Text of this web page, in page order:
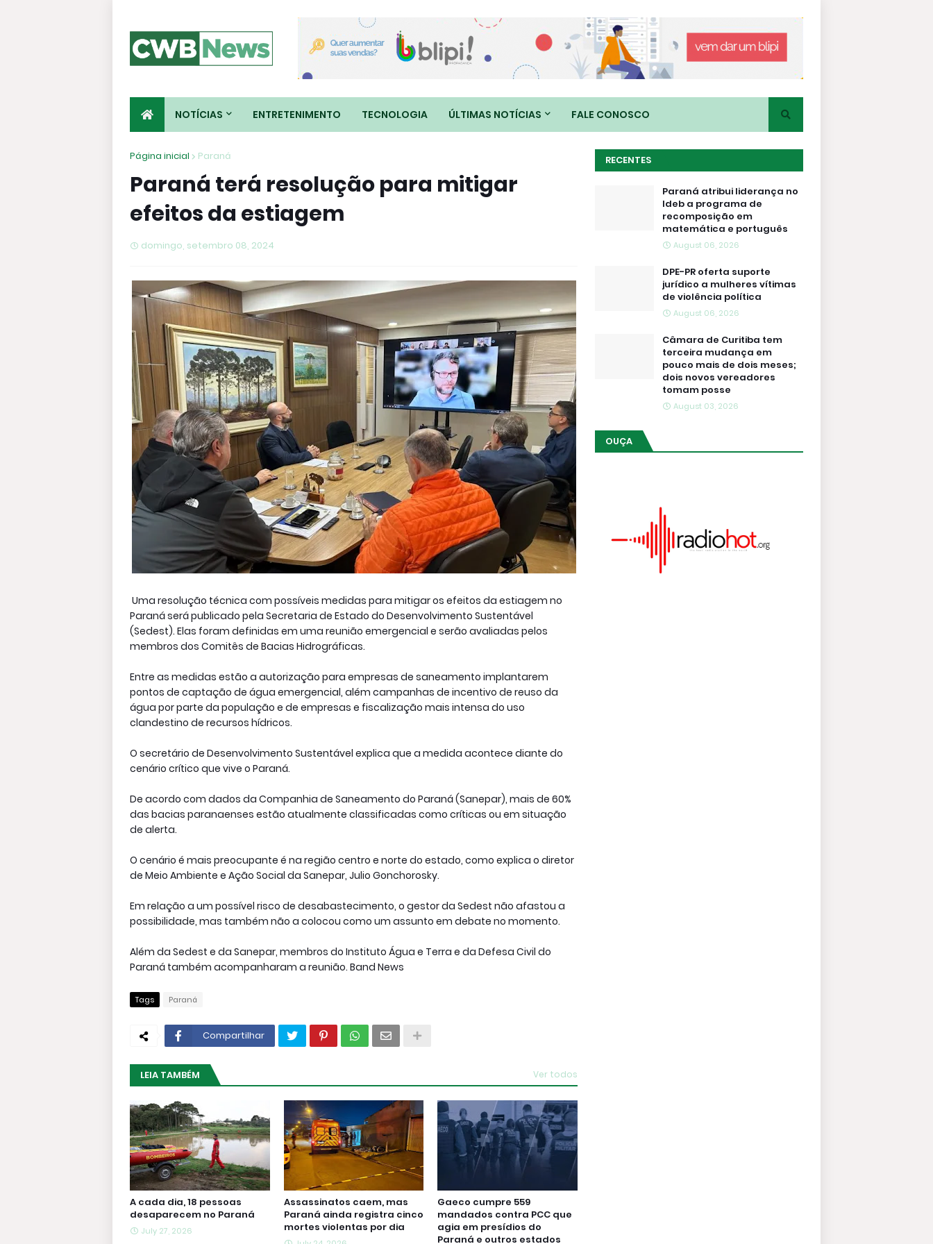
NOTÍCIAS ENTRETENIMENTO TECNOLOGIA ÚLTIMAS NOTÍCIAS FALE CONOSCO
Página inicial Paraná
Paraná terá resolução para mitigar
efeitos da estiagem
domingo, setembro 08, 2024
Uma resolução técnica com possíveis medidas para mitigar os efeitos da estiagem no
Paraná será publicado pela Secretaria de Estado do Desenvolvimento Sustentável
(Sedest). Elas foram definidas em uma reunião emergencial e serão avaliadas pelos
membros dos Comitês de Bacias Hidrográficas.
Entre as medidas estão a autorização para empresas de saneamento implantarem
pontos de captação de água emergencial, além campanhas de incentivo de reuso da
água por parte da população e de empresas e fiscalização mais intensa do uso
clandestino de recursos hídricos.
O secretário de Desenvolvimento Sustentável explica que a medida acontece diante do
cenário crítico que vive o Paraná.
De acordo com dados da Companhia de Saneamento do Paraná (Sanepar), mais de 60%
das bacias paranaenses estão atualmente classificadas como críticas ou em situação
de alerta.
O cenário é mais preocupante é na região centro e norte do estado, como explica o diretor
de Meio Ambiente e Ação Social da Sanepar, Julio Gonchorosky.
Em relação a um possível risco de desabastecimento, o gestor da Sedest não afastou a
possibilidade, mas também não a colocou como um assunto em debate no momento.
Além da Sedest e da Sanepar, membros do Instituto Água e Terra e da Defesa Civil do
Paraná também acompanharam a reunião. Band News
Tags Paraná
Compartilhar
LEIA TAMBÉM Ver todos
A cada dia, 18 pessoas
desaparecem no Paraná
July 27, 2026
Assassinatos caem, mas
Paraná ainda registra cinco
mortes violentas por dia
Gaeco cumpre 559
mandados contra PCC que
agia em presídios do
Paraná e outros estados
RECENTES
Paraná atribui liderança no
Ideb a programa de
recomposição em
matemática e português
August 06, 2026
DPE-PR oferta suporte
jurídico a mulheres vítimas
de violência política
August 06, 2026
Câmara de Curitiba tem
terceira mudança em
pouco mais de dois meses;
dois novos vereadores
tomam posse
August 03, 2026
OUÇA